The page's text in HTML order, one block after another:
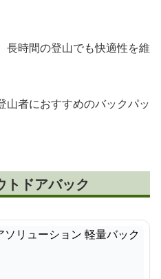
長時間の登山でも快適性を維
山者におすすめのバックパッ
トドアバック